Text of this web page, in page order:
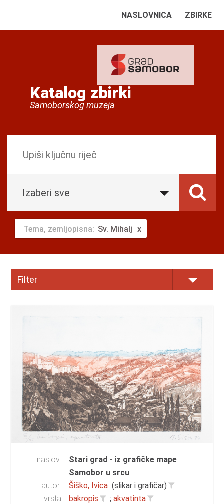
NASLOVNICA ZBIRKE
Katalog zbirki
Samoborskog muzeja
Izaberi sve
Tema, zemljopisna: Sv. Mihalj
Filter
naslov:
Stari grad - iz grafičke mape
Samobor u srcu
autor:
Šiško, Ivica (slikar i grafičar)
vrsta
bakropis ; akvatinta